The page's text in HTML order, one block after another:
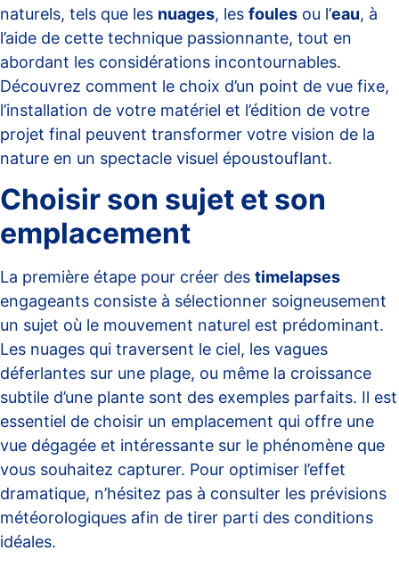
naturels, tels que les nuages, les foules ou l’eau, à
l’aide de cette technique passionnante, tout en
abordant les considérations incontournables.
Découvrez comment le choix d’un point de vue fixe,
l’installation de votre matériel et l’édition de votre
projet final peuvent transformer votre vision de la
nature en un spectacle visuel époustouflant.
Choisir son sujet et son
emplacement
La première étape pour créer des timelapses
engageants consiste à sélectionner soigneusement
un sujet où le mouvement naturel est prédominant.
Les nuages qui traversent le ciel, les vagues
déferlantes sur une plage, ou même la croissance
subtile d’une plante sont des exemples parfaits. Il est
essentiel de choisir un emplacement qui offre une
vue dégagée et intéressante sur le phénomène que
vous souhaitez capturer. Pour optimiser l’effet
dramatique, n’hésitez pas à consulter les prévisions
météorologiques afin de tirer parti des conditions
idéales.